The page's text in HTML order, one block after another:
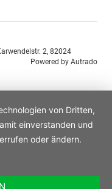
2, 82024
Powered by Autrado
von Dritten,
einverstanden und
oder ändern.